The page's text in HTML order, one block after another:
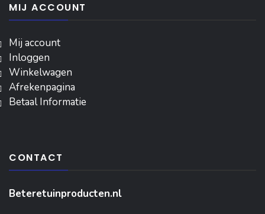
MIJ ACCOUNT
Mij account
Inloggen
‎Winkelwagen
Afrekenpagina
Betaal Informatie
CONTACT
Beteretuinproducten.nl